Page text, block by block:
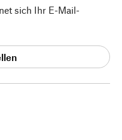
sich Ihr E-Mail-